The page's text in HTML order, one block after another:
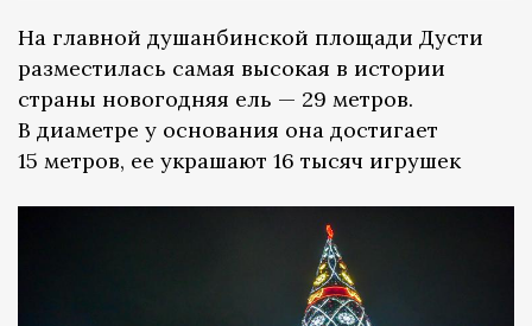
На главной душанбинской площади Дусти
разместилась самая высокая в истории
страны новогодняя ель — 29 метров.
В диаметре у основания она достигает
15 метров, ее украшают 16 тысяч игрушек